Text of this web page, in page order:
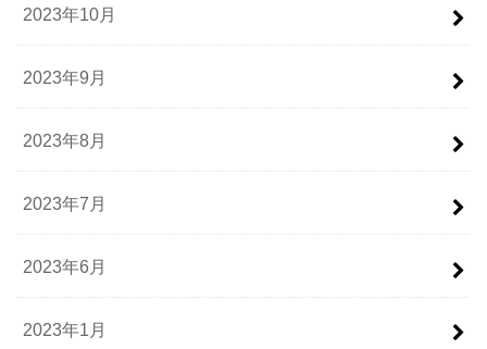
2023年10月
2023年9月
2023年8月
2023年7月
2023年6月
2023年1月